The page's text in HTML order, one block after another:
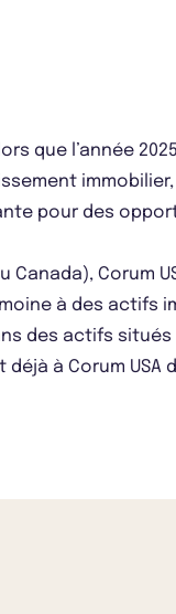
que l’année
pour des
Canada), Corum
à des actifs
des actifs
à Corum USA